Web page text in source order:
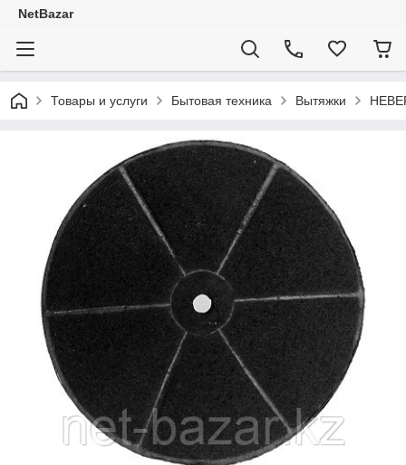
NetBazar
Товары и услуги Бытовая техника Вытяжки